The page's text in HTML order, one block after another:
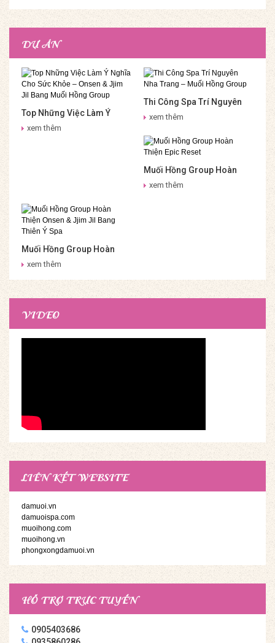
DỰ ÁN
Top Những Việc Làm Ý
Nghĩa Cho Sức Khỏe –
xem thêm
Thi Công Spa Trí Nguyên
Nha Trang – Muối Hồng
xem thêm
Muối Hồng Group Hoàn
Thiện Epic Reset
xem thêm
Muối Hồng Group Hoàn
Thiện Onsen & Jjim Jil
xem thêm
VIDEO
LIÊN KẾT WEBSITE
damuoi.vn
damuoispa.com
muoihong.com
muoihong.vn
phongxongdamuoi.vn
HỖ TRỢ TRỰC TUYẾN
0905403686